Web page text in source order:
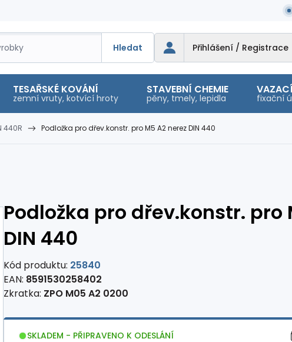
Hledat Přihlášení / Registrace
TESAŘSKÉ KOVÁNÍ
zemní vruty, kotvící hroty
STAVEBNÍ CHEMIE
pěny, tmely, lepidla fixační
440R Podložka pro dřev.konstr. pro M5 A2 nerez DIN 440
Podložka pro dřev.konstr. pro
DIN 440
Kód produktu: 25840
EAN: 8591530258402
Zkratka: ZPO M05 A2 0200
SKLADEM - PŘIPRAVENO K ODESLÁNÍ